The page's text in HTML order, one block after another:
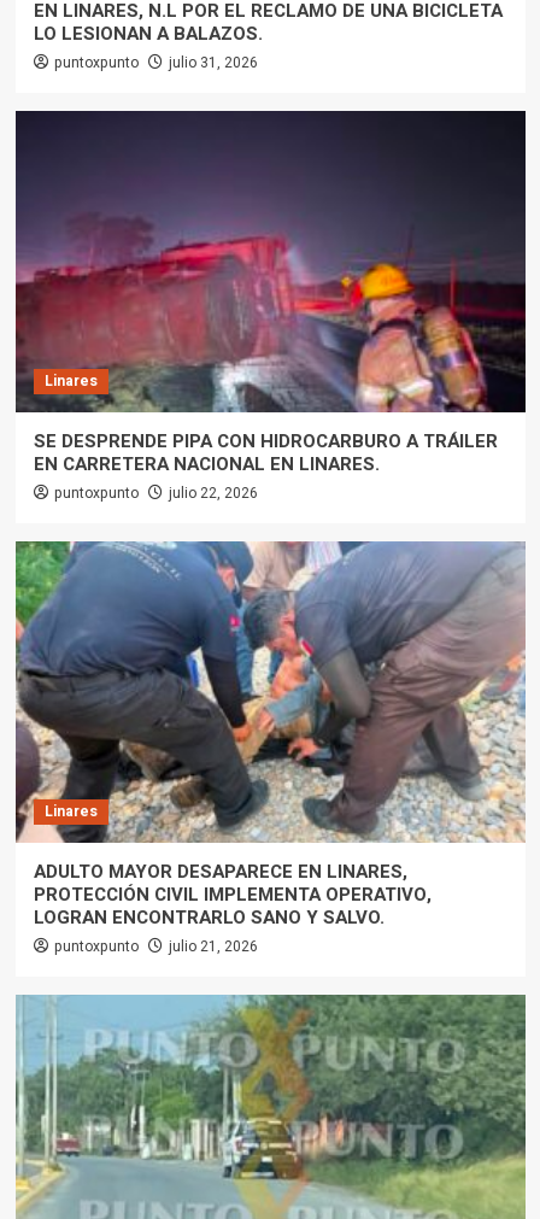
EN LINARES, N.L POR EL RECLAMO DE UNA BICICLETA
LO LESIONAN A BALAZOS.
puntoxpunto julio 31, 2026
Linares
SE DESPRENDE PIPA CON HIDROCARBURO A TRÁILER
EN CARRETERA NACIONAL EN LINARES.
puntoxpunto julio 22, 2026
Linares
ADULTO MAYOR DESAPARECE EN LINARES,
PROTECCIÓN CIVIL IMPLEMENTA OPERATIVO,
LOGRAN ENCONTRARLO SANO Y SALVO.
puntoxpunto julio 21, 2026